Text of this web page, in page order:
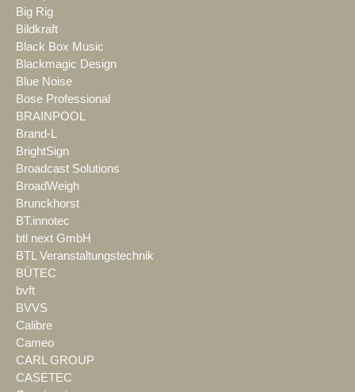
Big Rig
Bildkraft
Black Box Music
Blackmagic Design
Blue Noise
Bose Professional
BRAINPOOL
Brand-L
BrightSign
Broadcast Solutions
BroadWeigh
Brunckhorst
BT.innotec
btl next GmbH
BTL Veranstaltungstechnik
BÜTEC
bvft
BVVS
Calibre
Cameo
CARL GROUP
CASETEC